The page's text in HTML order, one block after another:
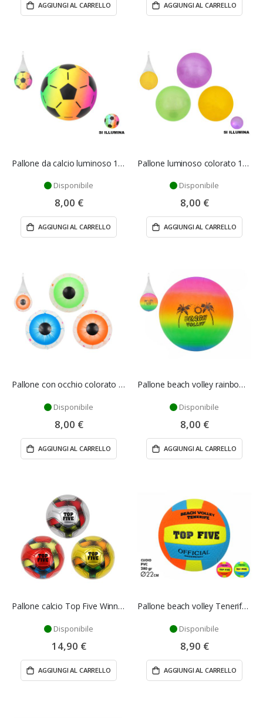
AGGIUNGI AL CARRELLO AGGIUNGI AL CARRELLO
Pallone da calcio luminoso 14 cm - Mazzeo Giocattoli
Disponibile
8,00 €
AGGIUNGI AL CARRELLO
Pallone luminoso colorato 14 cm - Mazzeo Giocattoli
Disponibile
8,00 €
AGGIUNGI AL CARRELLO
Pallone con occhio colorato 14 cm - Mazzeo Giocattoli
Disponibile
8,00 €
AGGIUNGI AL CARRELLO
Pallone beach volley rainbow - Mazzeo Giocattoli
Disponibile
8,00 €
AGGIUNGI AL CARRELLO
Pallone calcio Top Five Winner 340 gr - Mazzeo Giocattoli
Disponibile
14,90 €
AGGIUNGI AL CARRELLO
Pallone beach volley Tenerife - Mazzeo Giocattoli
Disponibile
8,90 €
AGGIUNGI AL CARRELLO